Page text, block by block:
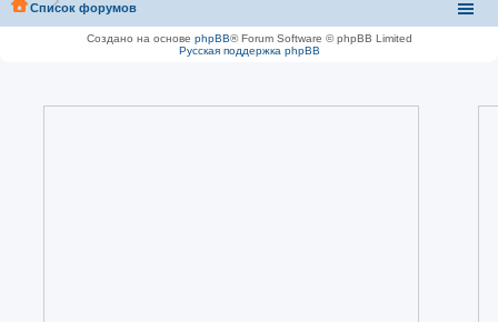
Список форумов
Создано на основе phpBB® Forum Software © phpBB Limited
Русская поддержка phpBB